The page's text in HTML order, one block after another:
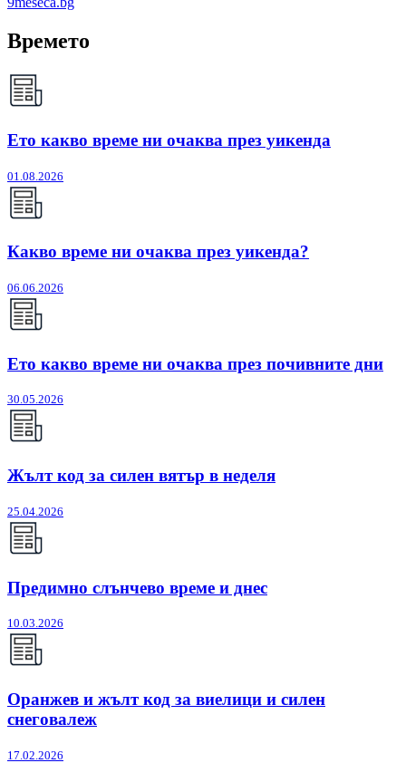
Времето
Ето какво време ни очаква през уикенда
01.08.2026
Какво време ни очаква през уикенда?
06.06.2026
Ето какво време ни очаква през почивните дни
30.05.2026
Жълт код за силен вятър в неделя
25.04.2026
Предимно слънчево време и днес
10.03.2026
Оранжев и жълт код за виелици и силен
снеговалеж
17.02.2026